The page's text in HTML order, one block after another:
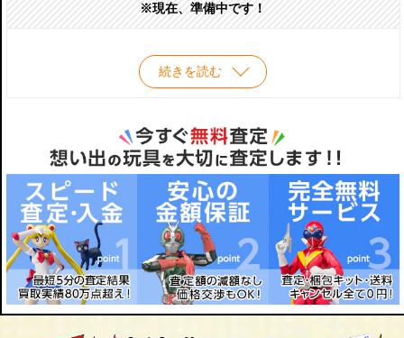
※現在、準備中です！
続きを読む